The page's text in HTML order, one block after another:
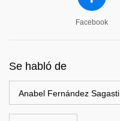
Facebook
Se habló de
Anabel Fernández Sagasti